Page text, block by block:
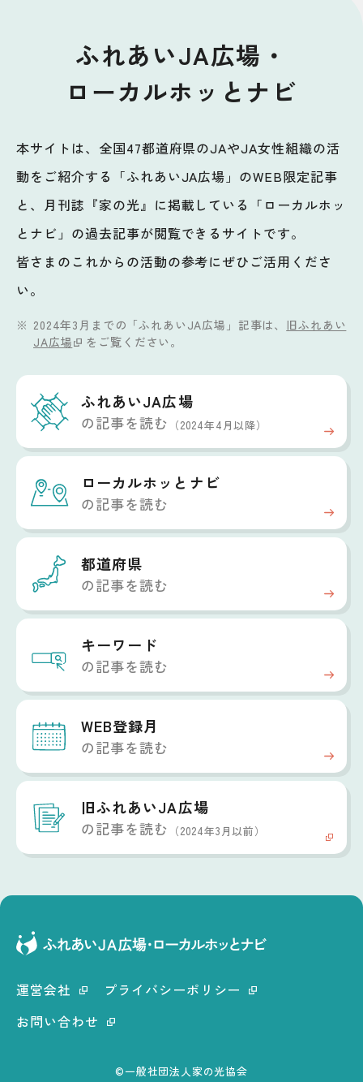
ふれあいJA広場・
ローカルホッとナビ
本サイトは、全国47都道府県のJAやJA女性組織の活
動をご紹介する「ふれあいJA広場」のWEB限定記事
と、月刊誌『家の光』に掲載している「ローカルホッ
とナビ」の過去記事が閲覧できるサイトです。
皆さまのこれからの活動の参考にぜひご活用くださ
い。
2024年3月までの「ふれあいJA広場」記事は、 旧ふれあい
JA広場
をご覧ください。
ふれあいJA広場
の記事を読む （2024年4月以降）
ローカルホッと ナビ
の記事を読む
都道府県
の記事を読む
キーワード
の記事を読む
WEB登録月
の記事を読む
旧ふれあいJA広場
の記事を読む （2024年3月以前）
運営会社
プライバシーポリシー
お問い合わせ
©一般社団法人家の光協会